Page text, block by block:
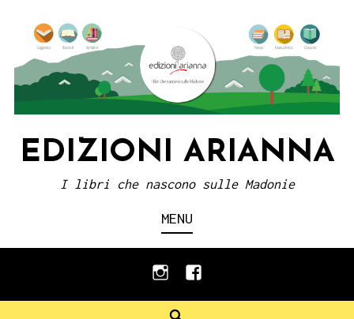
content
EDIZIONI ARIANNA
I libri che nascono sulle Madonie
MENU
instagramfacebook